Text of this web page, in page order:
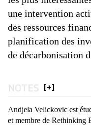
une intervention
des ressources
planification des
de décarbonisation
NOTES [+]
Andjela Velickovic est
et membre de Rethinking